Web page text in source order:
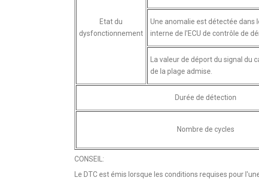
Etat du
dysfonctionnement
Une anomalie est détectée dans
interne de l'ECU de contrôle de
La valeur de déport du signal du
de la plage admise.
Durée de détection
Nombre de cycles
CONSEIL:
Le DTC est émis lorsque les conditions requises pour